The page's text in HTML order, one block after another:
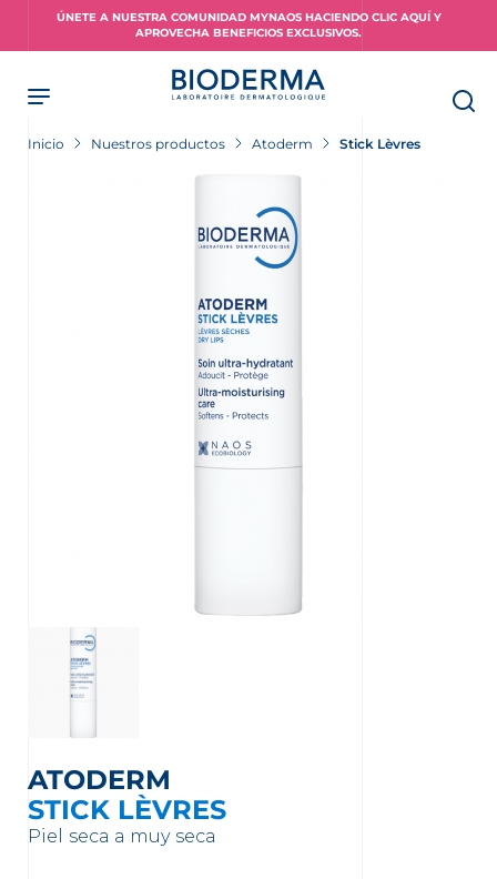
ÚNETE A NUESTRA COMUNIDAD MYNAOS HACIENDO CLIC AQUÍ Y
APROVECHA BENEFICIOS EXCLUSIVOS.
Inicio Nuestros productos Atoderm Stick Lèvres
ATODERM
STICK LÈVRES
Piel seca a muy seca